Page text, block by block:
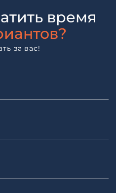
время
за вас!